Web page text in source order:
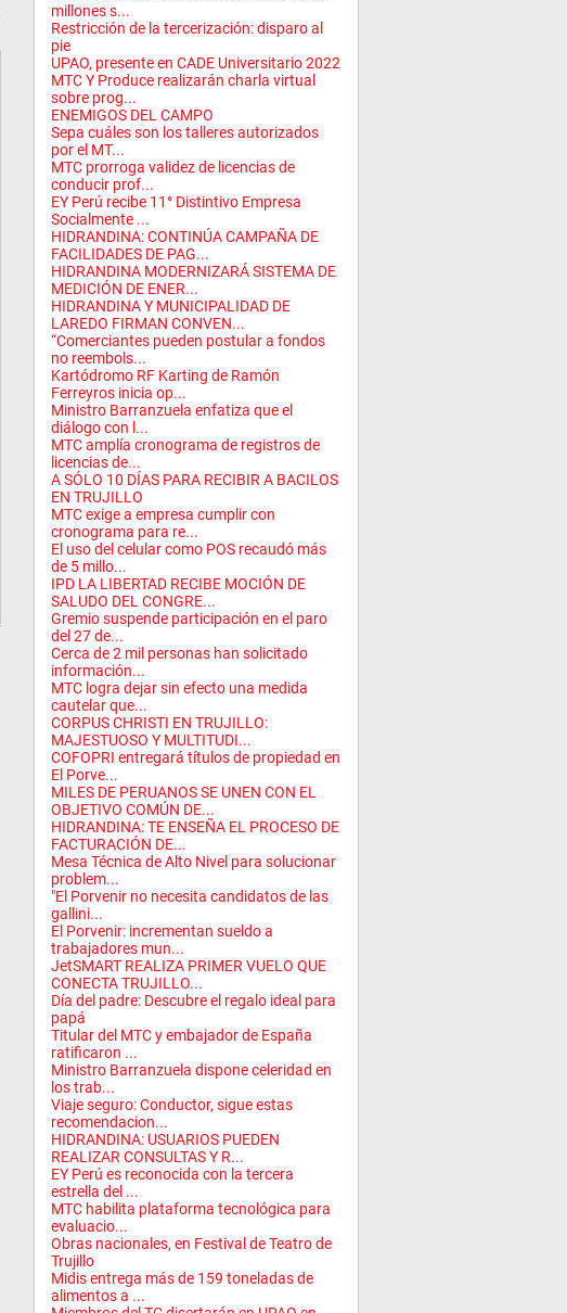
millones s...
Restricción de la tercerización: disparo al
pie
UPAO, presente en CADE Universitario 2022
MTC Y Produce realizarán charla virtual
sobre prog...
ENEMIGOS DEL CAMPO
Sepa cuáles son los talleres autorizados
por el MT...
MTC prorroga validez de licencias de
conducir prof...
EY Perú recibe 11° Distintivo Empresa
Socialmente ...
HIDRANDINA: CONTINÚA CAMPAÑA DE
FACILIDADES DE PAG...
HIDRANDINA MODERNIZARÁ SISTEMA DE
MEDICIÓN DE ENER...
HIDRANDINA Y MUNICIPALIDAD DE
LAREDO FIRMAN CONVEN...
“Comerciantes pueden postular a fondos
no reembols...
Kartódromo RF Karting de Ramón
Ferreyros inicia op...
Ministro Barranzuela enfatiza que el
diálogo con l...
MTC amplía cronograma de registros de
licencias de...
A SÓLO 10 DÍAS PARA RECIBIR A BACILOS
EN TRUJILLO
MTC exige a empresa cumplir con
cronograma para re...
El uso del celular como POS recaudó más
de 5 millo...
IPD LA LIBERTAD RECIBE MOCIÓN DE
SALUDO DEL CONGRE...
Gremio suspende participación en el paro
del 27 de...
Cerca de 2 mil personas han solicitado
información...
MTC logra dejar sin efecto una medida
cautelar que...
CORPUS CHRISTI EN TRUJILLO:
MAJESTUOSO Y MULTITUDI...
COFOPRI entregará títulos de propiedad en
El Porve...
MILES DE PERUANOS SE UNEN CON EL
OBJETIVO COMÚN DE...
HIDRANDINA: TE ENSEÑA EL PROCESO DE
FACTURACIÓN DE...
Mesa Técnica de Alto Nivel para solucionar
problem...
"El Porvenir no necesita candidatos de las
gallini...
El Porvenir: incrementan sueldo a
trabajadores mun...
JetSMART REALIZA PRIMER VUELO QUE
CONECTA TRUJILLO...
Día del padre: Descubre el regalo ideal para
papá
Titular del MTC y embajador de España
ratificaron ...
Ministro Barranzuela dispone celeridad en
los trab...
Viaje seguro: Conductor, sigue estas
recomendacion...
HIDRANDINA: USUARIOS PUEDEN
REALIZAR CONSULTAS Y R...
EY Perú es reconocida con la tercera
estrella del ...
MTC habilita plataforma tecnológica para
evaluacio...
Obras nacionales, en Festival de Teatro de
Trujillo
Midis entrega más de 159 toneladas de
alimentos a ...